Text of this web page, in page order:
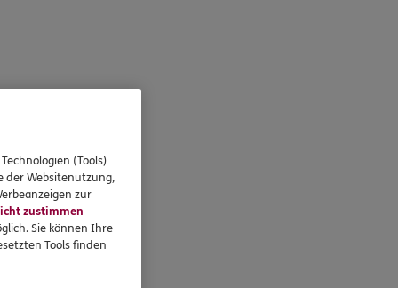
(Tools)
der Websitenutzung,
zur
zustimmen
Sie können Ihre
Tools finden